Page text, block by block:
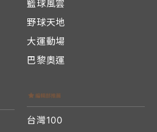
籃球風雲
野球天地
大運動場
巴黎奧運
台灣100